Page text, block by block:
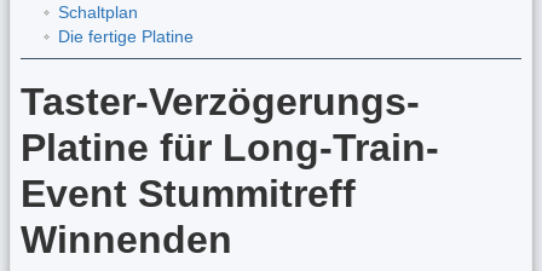
Schaltplan
Die fertige Platine
Taster-Verzögerungs-
Platine für Long-Train-
Event Stummitreff
Winnenden